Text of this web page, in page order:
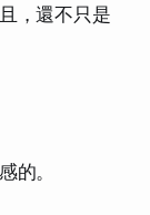
，還不只是
的。